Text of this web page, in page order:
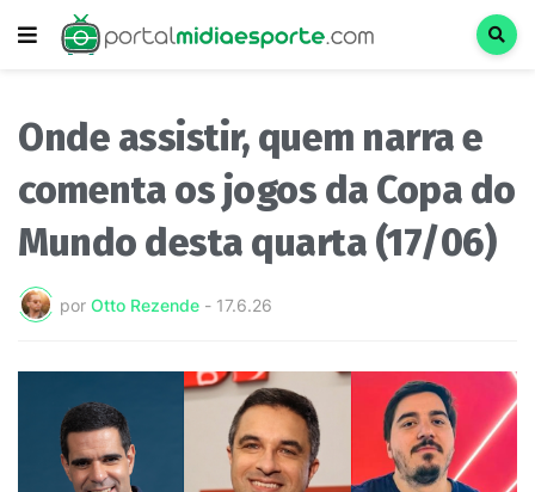
Onde assistir, quem narra e
comenta os jogos da Copa do
Mundo desta quarta (17/06)
por Otto Rezende - 17.6.26